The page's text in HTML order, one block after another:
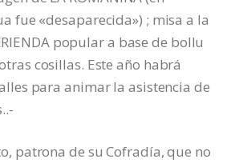
fue «desaparecida») ; misa a la
popular a base de bollu
cosillas. Este año habrá
para animar la asistencia de
patrona de su Cofradía, que no